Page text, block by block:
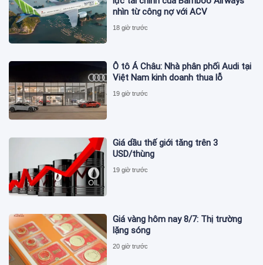
nhìn từ công nợ với ACV
18 giờ trước
Ô tô Á Châu: Nhà phân phối Audi tại
Việt Nam kinh doanh thua lỗ
19 giờ trước
Giá dầu thế giới tăng trên 3
USD/thùng
19 giờ trước
Giá vàng hôm nay 8/7: Thị trường
lặng sóng
20 giờ trước